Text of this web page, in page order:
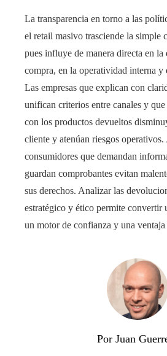
La transparencia en torno a las
el retail masivo trasciende la simple
pues influye de manera directa en la
compra, en la operatividad interna y
Las empresas que explican con
unifican criterios entre canales y
con los productos devueltos
cliente y atenúan riesgos
consumidores que demandan
guardan comprobantes evitan
sus derechos. Analizar las
estratégico y ético permite convertir
un motor de confianza y una
Por Juan